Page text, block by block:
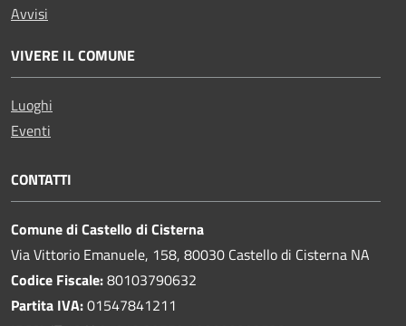
Avvisi
VIVERE IL COMUNE
Luoghi
Eventi
CONTATTI
Comune di Castello di Cisterna
Via Vittorio Emanuele, 158, 80030 Castello di Cisterna NA
Codice Fiscale:80103790632
Partita IVA:01547841211